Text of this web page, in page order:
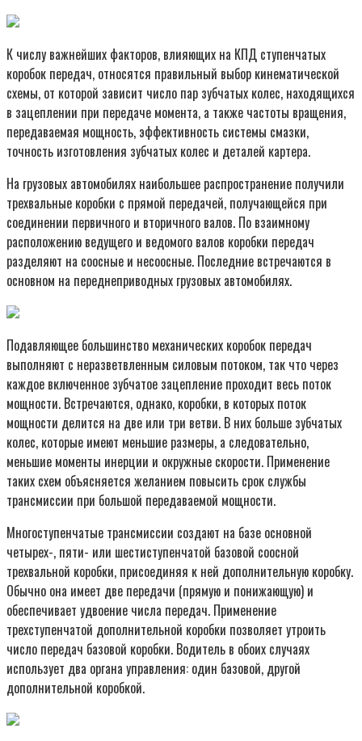
К числу важнейших факторов, влияющих на КПД ступенчатых
коробок передач, относятся правильный выбор кинематической
схемы, от которой зависит число пар зубчатых колес, находящихся
в зацеплении при передаче момента, а также частоты вращения,
передаваемая мощность, эффективность системы смазки,
точность изготовления зубчатых колес и деталей картера.
На грузовых автомобилях наибольшее распространение получили
трехвальные коробки с прямой передачей, получающейся при
соединении первичного и вторичного валов. По взаимному
расположению ведущего и ведомого валов коробки передач
разделяют на соосные и несоосные. Последние встречаются в
основном на переднеприводных грузовых автомобилях.
Подавляющее большинство механических коробок передач
выполняют с неразветвленным силовым потоком, так что через
каждое включенное зубчатое зацепление проходит весь поток
мощности. Встречаются, однако, коробки, в которых поток
мощности делится на две или три ветви. В них больше зубчатых
колес, которые имеют меньшие размеры, а следовательно,
меньшие моменты инерции и окружные скорости. Применение
таких схем объясняется желанием повысить срок службы
трансмиссии при большой передаваемой мощности.
Многоступенчатые трансмиссии создают на базе основной
четырех-, пяти- или шестиступенчатой базовой соосной
трехвальной коробки, присоединяя к ней дополнительную коробку.
Обычно она имеет две передачи (прямую и понижающую) и
обеспечивает удвоение числа передач. Применение
трехступенчатой дополнительной коробки позволяет утроить
число передач базовой коробки. Водитель в обоих случаях
использует два органа управления: один базовой, другой
дополнительной коробкой.